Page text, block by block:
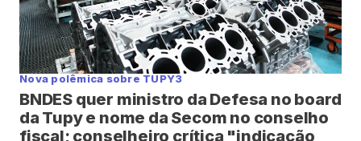
Nova polêmica sobre TUPY3
BNDES quer ministro da Defesa no board
da Tupy e nome da Secom no conselho
fiscal; conselheiro crítica "indicação